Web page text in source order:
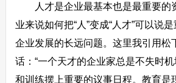
人才是企业最基本也是最重要的
业来说如何把“人”变成“人才”可以说
企业发展的长远问题。这里我引用松
话：“一个天才的企业家总是不失时
和训练摆上重要的议事日程。教育是